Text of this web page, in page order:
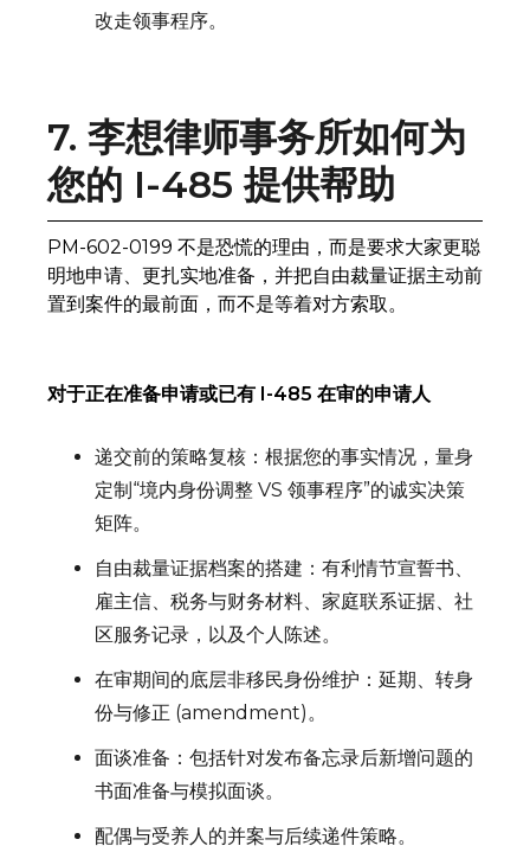
改走领事程序。
7. 李想律师事务所如何为
您的 I-485 提供帮助
PM-602-0199 不是恐慌的理由，而是要求大家更聪
明地申请、更扎实地准备，并把自由裁量证据主动前
置到案件的最前面，而不是等着对方索取。
对于正在准备申请或已有 I-485 在审的申请人
递交前的策略复核：根据您的事实情况，量身
定制“境内身份调整 VS 领事程序”的诚实决策
矩阵。
自由裁量证据档案的搭建：有利情节宣誓书、
雇主信、税务与财务材料、家庭联系证据、社
区服务记录，以及个人陈述。
在审期间的底层非移民身份维护：延期、转身
份与修正 (amendment)。
面谈准备：包括针对发布备忘录后新增问题的
书面准备与模拟面谈。
配偶与受养人的并案与后续递件策略。